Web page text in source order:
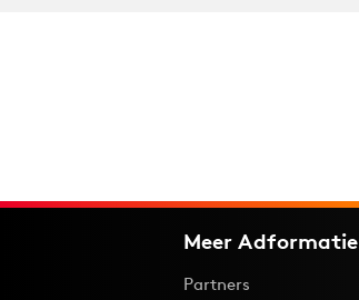
Meer Adformatie
Partners